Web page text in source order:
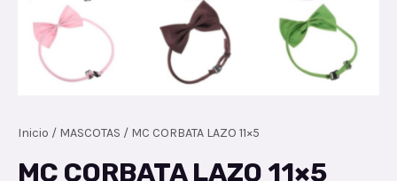
Inicio / MASCOTAS / MC CORBATA LAZO 11×5
MC CORBATA LAZO 11×5